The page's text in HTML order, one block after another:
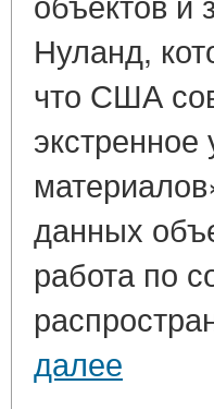
Нуланд,
что США
данных
работа по
далее